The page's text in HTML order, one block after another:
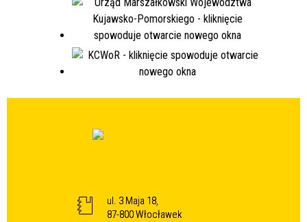
ul. 3 Maja 18,
87-800 Włocławek